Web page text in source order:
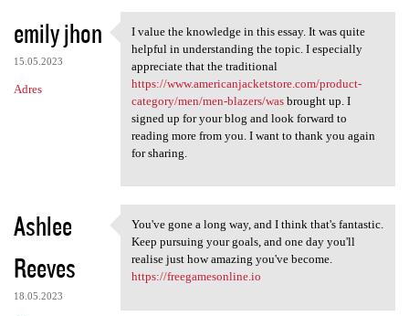
emily jhon
15.05.2023
Adres
I value the knowledge in this
I value the knowledge in this essay. It was quite
helpful in understanding the topic. I especially
appreciate that the traditional
https://www.americanjacketstore.com/product-
category/men/men-blazers/wasbrought up. I
signed up for your blog and look forward to
reading more from you. I want to thank you again
for sharing.
Ashlee
Reeves
18.05.2023
You've gone a long way, and I
You've gone a long way, and I think that's fantastic.
Keep pursuing your goals, and one day you'll
realise just how amazing you've become.
https://freegamesonline.io